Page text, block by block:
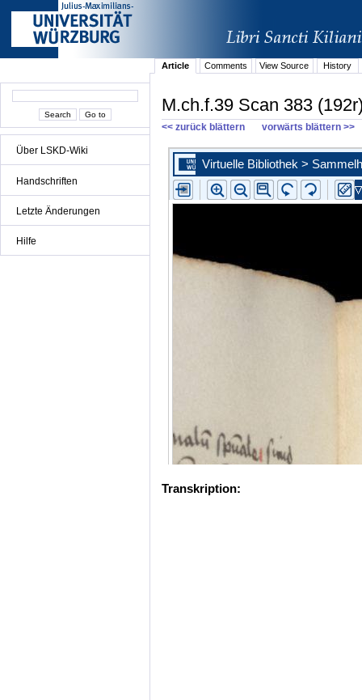
Über LSKD-Wiki
Handschriften
Letzte Änderungen
Hilfe
Article Comments View Source History
M.ch.f.39 Scan 383
<< zurück blättern vorwärts blättern >>
Transkription: